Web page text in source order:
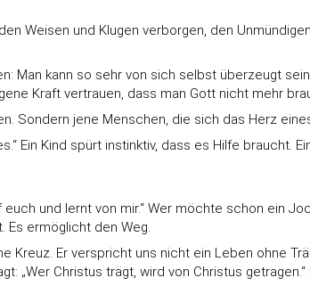
Weisen und Klugen verborgen, den
Man kann so sehr von sich selbst überzeugt
Kraft vertrauen, dass man Gott nicht mehr
Sondern jene Menschen, die sich das Herz
Ein Kind spürt instinktiv, dass es Hilfe braucht.
und lernt von mir.“ Wer möchte schon ein
Es ermöglicht den Weg.
Er verspricht uns nicht ein Leben ohne
„Wer Christus trägt, wird von Christus